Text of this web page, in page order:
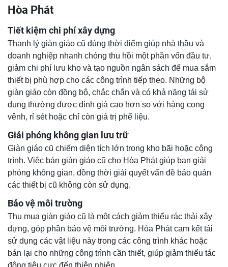
Hòa Phát
Tiết kiệm chi phí xây dựng
Thanh lý giàn giáo cũ đúng thời điểm giúp nhà thầu và
doanh nghiệp nhanh chóng thu hồi một phần vốn đầu tư,
giảm chi phí lưu kho và tạo nguồn ngân sách để mua sắm
thiết bị phù hợp cho các công trình tiếp theo. Những bộ
giàn giáo còn đồng bộ, chắc chắn và có khả năng tái sử
dụng thường được định giá cao hơn so với hàng cong
vênh, rỉ sét hoặc chỉ còn giá trị phế liệu.
Giải phóng không gian lưu trữ
Giàn giáo cũ chiếm diện tích lớn trong kho bãi hoặc công
trình. Việc bán giàn giáo cũ cho Hòa Phát giúp bạn giải
phóng không gian, đồng thời giải quyết vấn đề bảo quản
các thiết bị cũ không còn sử dụng.
Bảo vệ môi trường
Thu mua giàn giáo cũ là một cách giảm thiểu rác thải xây
dựng, góp phần bảo vệ môi trường. Hòa Phát cam kết tái
sử dụng các vật liệu này trong các công trình khác hoặc
bán lại cho những công trình cần thiết, giúp giảm thiểu tác
động tiêu cực đến thiên nhiên.